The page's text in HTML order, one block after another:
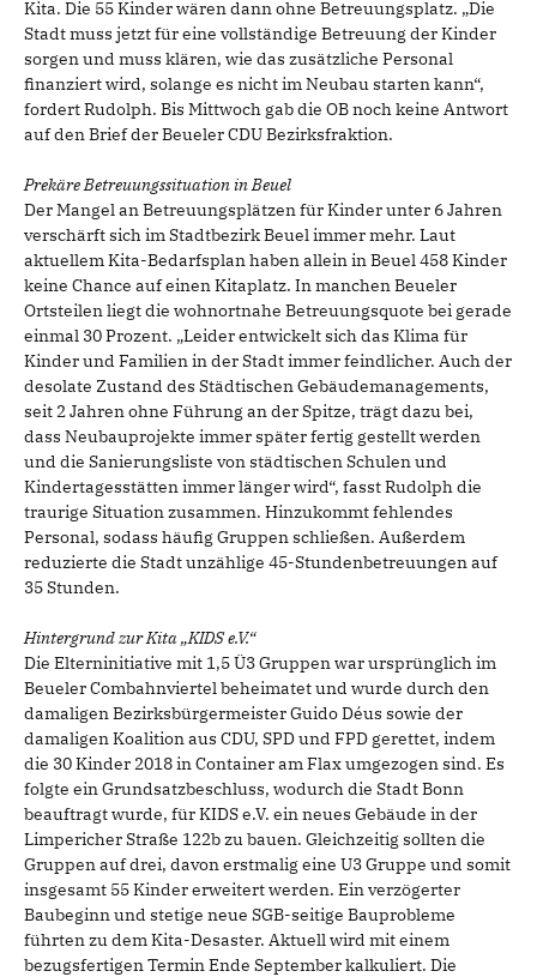
Kita. Die 55 Kinder wären dann ohne Betreuungsplatz. „Die
Stadt muss jetzt für eine vollständige Betreuung der Kinder
sorgen und muss klären, wie das zusätzliche Personal
finanziert wird, solange es nicht im Neubau starten kann“,
fordert Rudolph. Bis Mittwoch gab die OB noch keine Antwort
auf den Brief der Beueler CDU Bezirksfraktion.
Prekäre Betreuungssituation in Beuel
Der Mangel an Betreuungsplätzen für Kinder unter 6 Jahren
verschärft sich im Stadtbezirk Beuel immer mehr. Laut
aktuellem Kita-Bedarfsplan haben allein in Beuel 458 Kinder
keine Chance auf einen Kitaplatz. In manchen Beueler
Ortsteilen liegt die wohnortnahe Betreuungsquote bei gerade
einmal 30 Prozent. „Leider entwickelt sich das Klima für
Kinder und Familien in der Stadt immer feindlicher. Auch der
desolate Zustand des Städtischen Gebäudemanagements,
seit 2 Jahren ohne Führung an der Spitze, trägt dazu bei,
dass Neubauprojekte immer später fertig gestellt werden
und die Sanierungsliste von städtischen Schulen und
Kindertagesstätten immer länger wird“, fasst Rudolph die
traurige Situation zusammen. Hinzukommt fehlendes
Personal, sodass häufig Gruppen schließen. Außerdem
reduzierte die Stadt unzählige 45-Stundenbetreuungen auf
35 Stunden.
Hintergrund zur Kita „KIDS e.V.“
Die Elterninitiative mit 1,5 Ü3 Gruppen war ursprünglich im
Beueler Combahnviertel beheimatet und wurde durch den
damaligen Bezirksbürgermeister Guido Déus sowie der
damaligen Koalition aus CDU, SPD und FPD gerettet, indem
die 30 Kinder 2018 in Container am Flax umgezogen sind. Es
folgte ein Grundsatzbeschluss, wodurch die Stadt Bonn
beauftragt wurde, für KIDS e.V. ein neues Gebäude in der
Limpericher Straße 122b zu bauen. Gleichzeitig sollten die
Gruppen auf drei, davon erstmalig eine U3 Gruppe und somit
insgesamt 55 Kinder erweitert werden. Ein verzögerter
Baubeginn und stetige neue SGB-seitige Bauprobleme
führten zu dem Kita-Desaster. Aktuell wird mit einem
bezugsfertigen Termin Ende September kalkuliert. Die